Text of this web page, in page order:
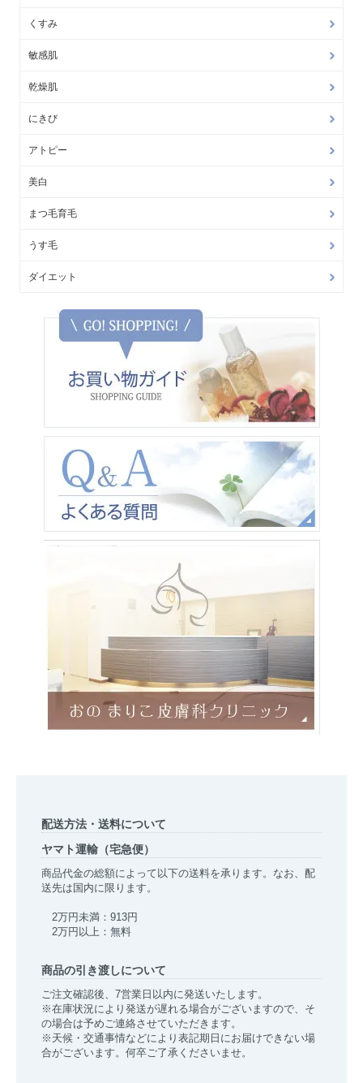
くすみ
敏感肌
乾燥肌
にきび
アトピー
美白
まつ毛育毛
うす毛
ダイエット
配送方法・送料について
ヤマト運輸（宅急便）
商品代金の総額によって以下の送料を承ります。なお、配
送先は国内に限ります。
2万円未満：913円
2万円以上：無料
商品の引き渡しについて
ご注文確認後、7営業日以内に発送いたします。
※在庫状況により発送が遅れる場合がございますので、そ
の場合は予めご連絡させていただきます。
※天候・交通事情などにより表記期日にお届けできない場
合がございます。何卒ご了承くださいませ。